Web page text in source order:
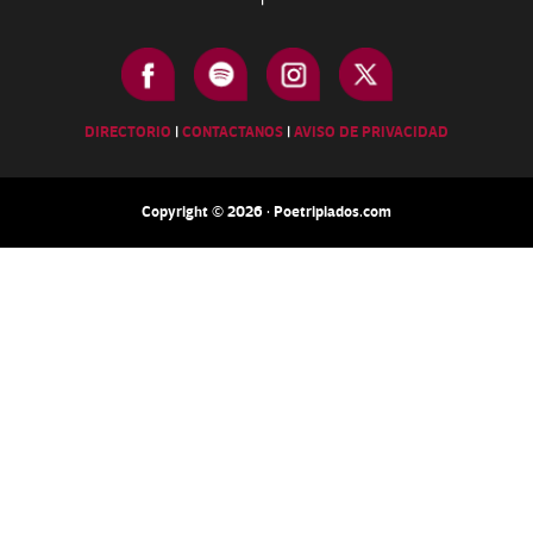
DIRECTORIO |CONTACTANOS |AVISO DE PRIVACIDAD
Copyright © 2026 · Poetripiados.com